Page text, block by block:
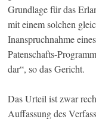
Grundlage für das
mit einem solchen
Inanspruchnahme
Patenschafts-
dar“, so das Gericht.
Das Urteil ist zwar
Auffassung des